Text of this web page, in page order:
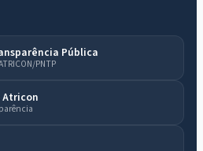
Pública
PNTP
Atricon